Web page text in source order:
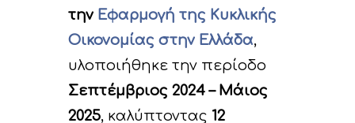
την Eφαρμογή της Κυκλικής
Οικονομίας στην Ελλάδα,
υλοποιήθηκε την περίοδο
Σεπτέμβριος 2024 – Μάιος
2025, καλύπτοντας12